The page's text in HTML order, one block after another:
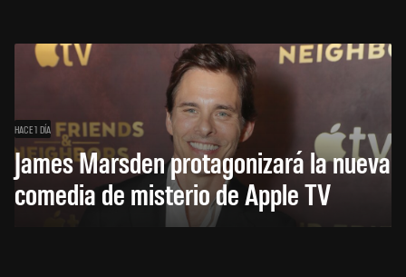
HACE 1 DÍA
James Marsden protagonizará la nueva
comedia de misterio de Apple TV